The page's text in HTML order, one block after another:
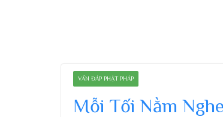
VẤN ĐÁP PHẬT PHÁP
Mỗi Tối Nằm